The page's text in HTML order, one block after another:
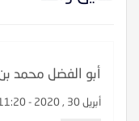
أبو الفضل محمد
أبريل 30 , 2020 - 11:20 ص